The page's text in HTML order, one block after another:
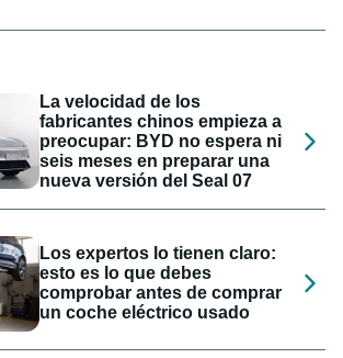
La velocidad de los
fabricantes chinos empieza a
preocupar: BYD no espera ni
seis meses en preparar una
nueva versión del Seal 07
Los expertos lo tienen claro:
esto es lo que debes
comprobar antes de comprar
un coche eléctrico usado